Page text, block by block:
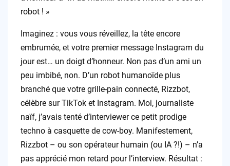
robot ! »
Imaginez : vous vous réveillez, la tête encore
embrumée, et votre premier message Instagram du
jour est… un doigt d’honneur. Non pas d’un ami un
peu imbibé, non. D’un robot humanoïde plus
branché que votre grille-pain connecté, Rizzbot,
célèbre sur TikTok et Instagram. Moi, journaliste
naïf, j’avais tenté d’interviewer ce petit prodige
techno à casquette de cow-boy. Manifestement,
Rizzbot – ou son opérateur humain (ou IA ?!) – n’a
pas apprécié mon retard pour l’interview. Résultat :